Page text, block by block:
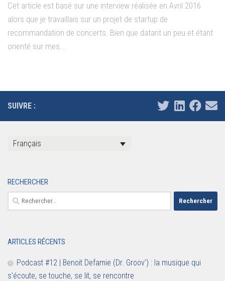
Cet article est basé sur une interview réalisée en Avril 2016
alors que je travaillais sur un projet de startup de
recommandation de concerts. Bien que datant un peu et étant
orienté sur mes...
SUIVRE :
Français
RECHERCHER
Rechercher :
ARTICLES RÉCENTS
Podcast #12 | Benoit Defamie (Dr. Groov’) : la musique qui
s’écoute, se touche, se lit, se rencontre